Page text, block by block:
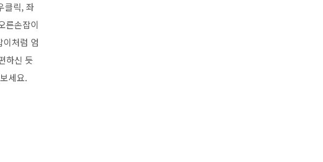
클릭, 좌
른손잡이
처럼 엄
하신 듯
세요.